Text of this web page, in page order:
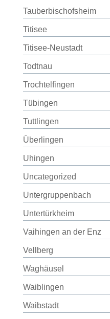
Tauberbischofsheim
Titisee
Titisee-Neustadt
Todtnau
Trochtelfingen
Tübingen
Tuttlingen
Überlingen
Uhingen
Uncategorized
Untergruppenbach
Untertürkheim
Vaihingen an der Enz
Vellberg
Waghäusel
Waiblingen
Waibstadt